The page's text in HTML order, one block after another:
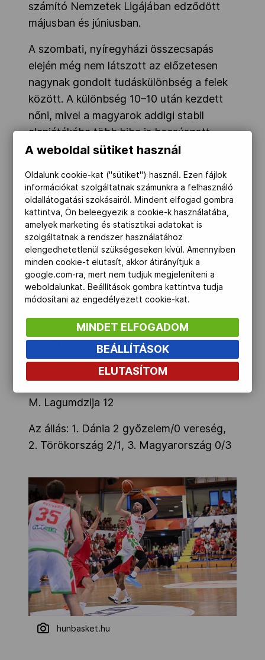
számító Nemzetek Ligájában edződött
májusban és júniusban.
A szombati, nyíregyházi összecsapás
elején még nem látszott az előzetesen
nagynak gondolt tudáskülönbség a felek
között. A különbség 10–10 után kezdett
nőni, mivel a magyarok addigi stabil
alapjátékába több hiba is becsúszott.
A törökök -16, -17, -15 arányú szettekben
szerezték meg a győzelmet.
A 75 perces találkozó legjobbja a törökök
Bajnokok Ligája-bronzérmes feladóátlója,
Adis Lagumdzija volt 20 ponttal, a
magyaroktól Varga Péter 12 pontot
szerzett.
A-csoport, 4. játéknap:
Magyarország–Törökország 0–3 (-16,
-17, -15)
Legeredményesebb játékosok: Varga P.
M. Lagumdzija 12
Az állás: 1. Dánia 2 győzelem/0 vereség,
2. Törökország 2/1, 3. Magyarország 0/3
hunbasket.hu
A weboldal sütiket használ
Oldalunk cookie-kat ("sütiket") használ. Ezen fájlok
információkat szolgáltatnak számunkra a felhasználó
oldallátogatási szokásairól. Mindent elfogad gombra
kattintva, Ön beleegyezik a cookie-k használatába,
amelyek marketing és statisztikai adatokat is
szolgáltatnak a rendszer használatához
elengedhetetlenül szükségeseken kívül. Amennyiben
minden cookie-t elutasít, akkor átirányítjuk a
google.com-ra, mert nem tudjuk megjeleníteni a
weboldalunkat. Beállítások gombra kattintva tudja
módosítani az engedélyezett cookie-kat.
MINDET ELFOGADOM
BEÁLLÍTÁSOK
ELUTASÍTOM